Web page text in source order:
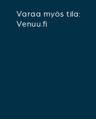
Varaa myös tila:
Venuu.fi